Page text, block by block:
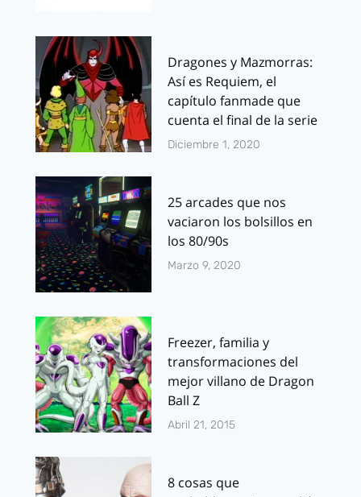
Dragones y Mazmorras:
Así es Requiem, el
capítulo fanmade que
cuenta el final de la serie
Diciembre 1, 2020
25 arcades que nos
vaciaron los bolsillos en
los 80/90s
Marzo 9, 2020
Freezer, familia y
transformaciones del
mejor villano de Dragon
Ball Z
Abril 21, 2015
8 cosas que